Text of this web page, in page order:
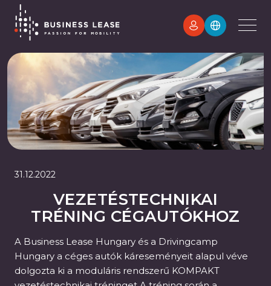
31.12.2022
VEZETÉSTECHNIKAI
TRÉNING CÉGAUTÓKHOZ
A Business Lease Hungary és a Drivingcamp
Hungary a céges autók káreseményeit alapul véve
dolgozta ki a moduláris rendszerű KOMPAKT